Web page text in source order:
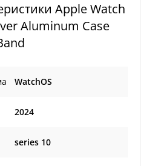
Apple Watch
Aluminum Case
WatchOS
2024
series 10